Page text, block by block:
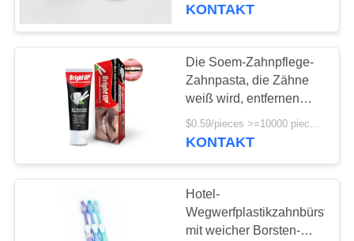
Kaubares
Zahnpasta-Tablet
28
KONTAKT
Die Soem-Zahnpflege-
Zahnpasta, die Zähne
weiß wird, entfernen
Tabak-Fleck-
Gesundheits-Atem
KONTAKT
Hotel-
Wegwerfplastikzahnbürsten
mit weicher Borsten-